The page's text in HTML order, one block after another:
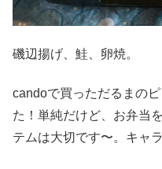
磯辺揚げ、鮭、卵焼。
candoで買っただるまの
た！単純だけど、お弁当
テムは大切です〜。キャ